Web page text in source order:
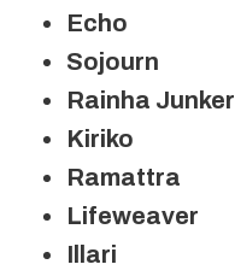
Echo
Sojourn
Rainha Junker
Kiriko
Ramattra
Lifeweaver
Illari